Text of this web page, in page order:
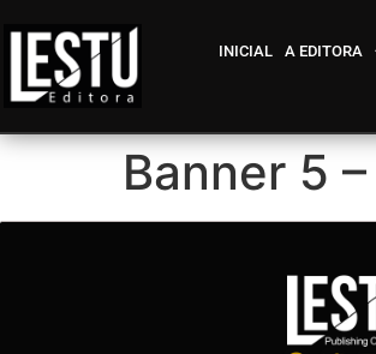
INICIAL A EDITORA
Banner 5